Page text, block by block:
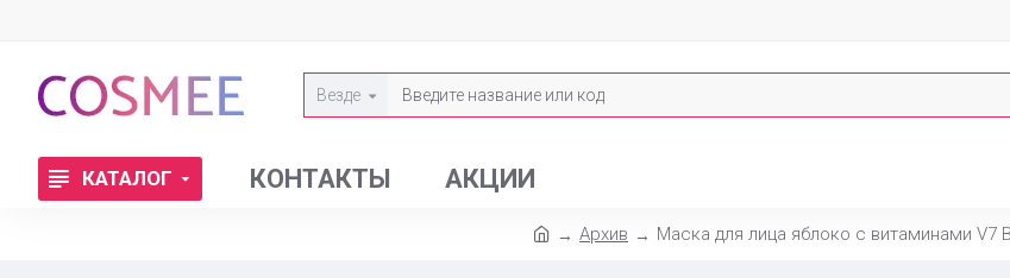
Везде
КАТАЛОГ КОНТАКТЫ АКЦИИ
Архив Маска для лица яблоко с витаминами V7